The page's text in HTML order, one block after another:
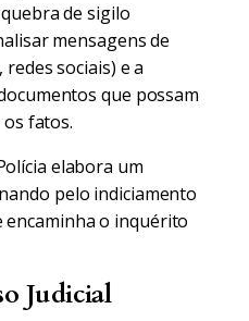
de sigilo
mensagens de
sociais) e a
que possam
fatos.
elabora um
pelo indiciamento
encaminha o inquérito
Judicial